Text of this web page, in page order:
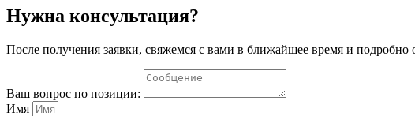
Нужна консультация?
После получения заявки, свяжемся с вами в ближайшее время и
Ваш вопрос по позиции:
Имя